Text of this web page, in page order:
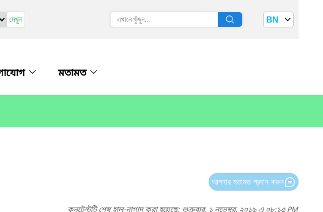
দেখুন BN
মতামত
আপনার মতামত প্রদান করুন
কনটেন্টটি শেষ হাল-নাগাদ করা হয়েছে: শুক্রবার, ১ নভেম্বর, ২০১৯ এ ০৮:১৫ PM